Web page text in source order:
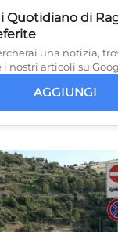
Quotidiano di
una notizia,
nostri articoli su
AGGIUNGI